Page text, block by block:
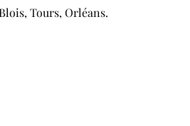
Tours, Orléans.